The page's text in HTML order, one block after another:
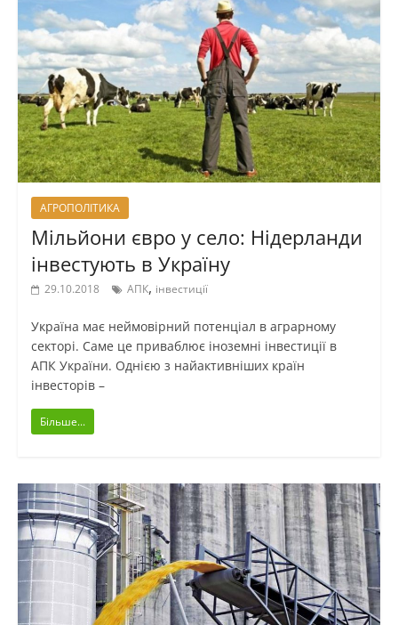
АГРОПОЛІТИКА
Мільйони євро у село: Нідерланди
інвестують в Україну
29.10.2018 АПК, інвестиції
Україна має неймовірний потенціал в аграрному
секторі. Саме це приваблює іноземні інвестиції в
АПК України. Однією з найактивніших країн
інвесторів –
Більше...